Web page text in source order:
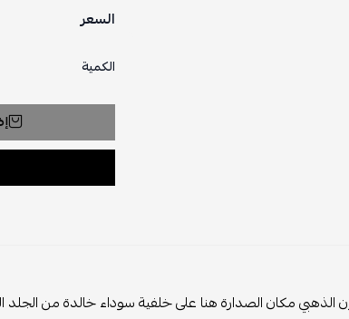
السعر
الكمية
الذهبي مكان الصدارة هنا على خلفية سوداء خالدة من